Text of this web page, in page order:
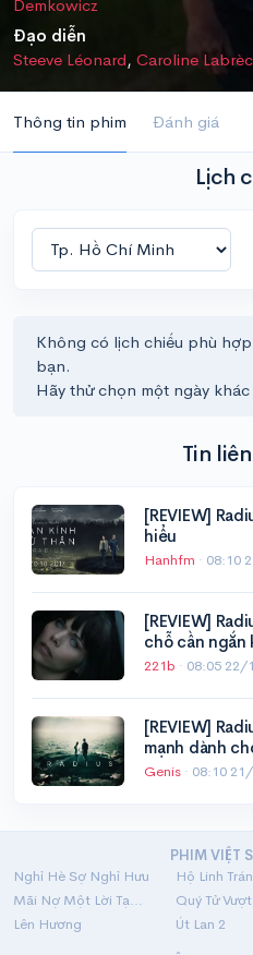
Demkowicz
Đạo diễn
Steeve Léonard, Caroline
Thông tin phim Đánh giá
Lịch
Không có lịch chiếu phù
bạn.
Hãy thử chọn một ngày
Tin
[REVIEW]
hiểu
Hanhfm · 08:10
[REVIEW]
chỗ cần ngắn
221b · 08:05 22/
[REVIEW]
mạnh dành
Genis · 08:10
PHIM VIỆT
Nghỉ Hè Sợ Nghỉ Hưu
Mãi Nợ Một Lời Tạm Biệt
Quý Tử
Lên Hương
Út Lan 2